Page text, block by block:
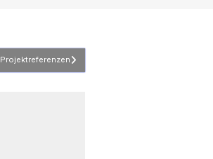
Projektreferenzen